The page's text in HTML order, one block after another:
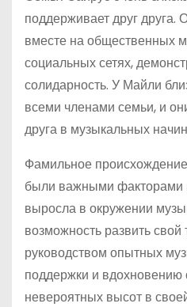
поддерживает друг друга.
вместе на общественных
социальных сетях,
солидарность. У Майли
всеми членами семьи, и
друга в музыкальных
Фамильное
были важными факторами
выросла в окружении
возможность развить свой
руководством опытных
поддержки и
невероятных высот в